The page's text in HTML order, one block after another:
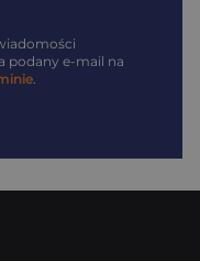
podany e-mail na
.